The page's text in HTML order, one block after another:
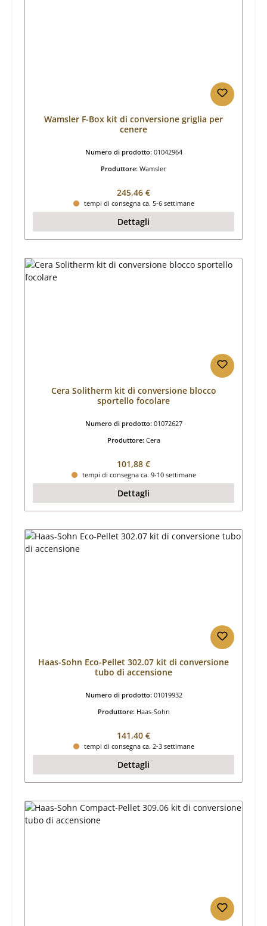
Wamsler F-Box kit di conversione griglia per
cenere
Numero di prodotto: 01042964
Produttore: Wamsler
Prezzo normale:
245,46 €
tempi di consegna ca. 5-6 settimane
Dettagli
Cera Solitherm kit di conversione blocco
sportello focolare
Numero di prodotto: 01072627
Produttore: Cera
Prezzo normale:
101,88 €
tempi di consegna ca. 9-10 settimane
Dettagli
Haas-Sohn Eco-Pellet 302.07 kit di conversione
tubo di accensione
Numero di prodotto: 01019932
Produttore: Haas-Sohn
Prezzo normale:
141,40 €
tempi di consegna ca. 2-3 settimane
Dettagli